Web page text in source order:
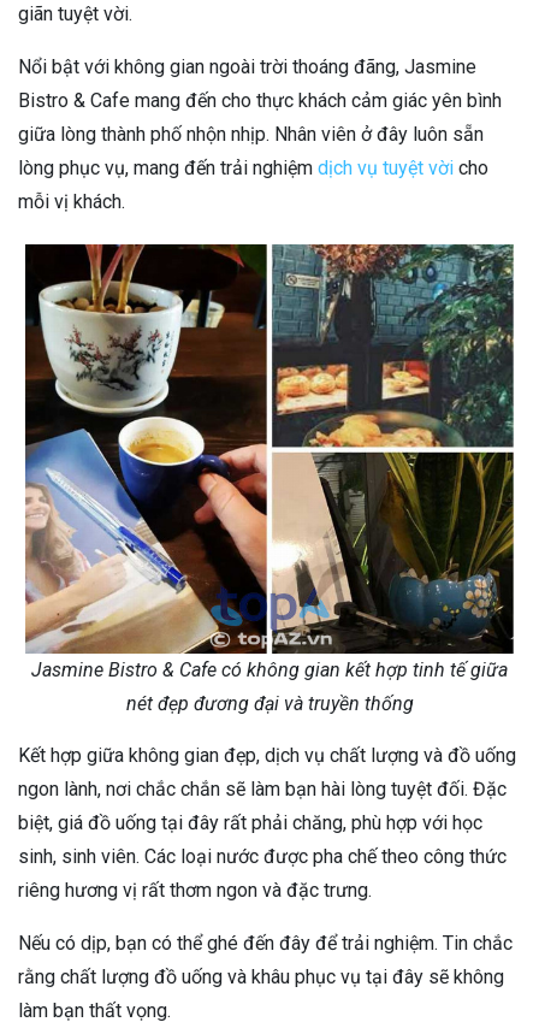
giãn tuyệt vời.
Nổi bật với không gian ngoài trời thoáng đãng, Jasmine
Bistro & Cafe mang đến cho thực khách cảm giác yên bình
giữa lòng thành phố nhộn nhịp. Nhân viên ở đây luôn sẵn
lòng phục vụ, mang đến trải nghiệm dịch vụ tuyệt vời cho
mỗi vị khách.
Jasmine Bistro & Cafe có không gian kết hợp tinh tế giữa
nét đẹp đương đại và truyền thống
Kết hợp giữa không gian đẹp, dịch vụ chất lượng và đồ uống
ngon lành, nơi chắc chắn sẽ làm bạn hài lòng tuyệt đối. Đặc
biệt, giá đồ uống tại đây rất phải chăng, phù hợp với học
sinh, sinh viên. Các loại nước được pha chế theo công thức
riêng hương vị rất thơm ngon và đặc trưng.
Nếu có dịp, bạn có thể ghé đến đây để trải nghiệm. Tin chắc
rằng chất lượng đồ uống và khâu phục vụ tại đây sẽ không
làm bạn thất vọng.